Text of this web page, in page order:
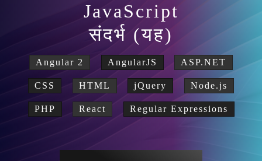
JavaScript
संदर्भ (यह)
Angular 2 AngularJS ASP.NET
CSS HTML jQuery Node.js
PHP React Regular Expressions